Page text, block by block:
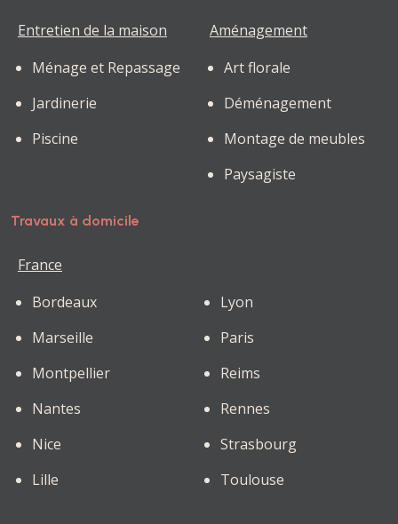
Entretien de la maison
Ménage et Repassage
Jardinerie
Piscine
Aménagement
Art florale
Déménagement
Montage de meubles
Paysagiste
Travaux à domicile
France
Bordeaux
Marseille
Montpellier
Nantes
Nice
Lille
Lyon
Paris
Reims
Rennes
Strasbourg
Toulouse